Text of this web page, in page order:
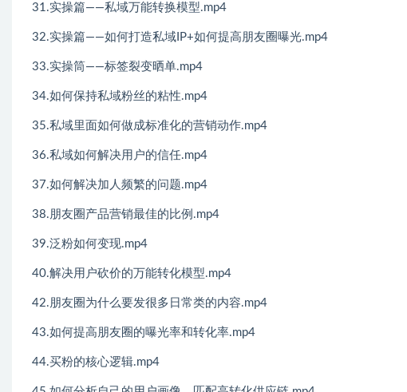
31.实操篇——私域万能转换模型.mp4
32.实操篇——如何打造私域IP+如何提高朋友圈曝光.mp4
33.实操筒——标签裂变晒单.mp4
34.如何保持私域粉丝的粘性.mp4
35.私域里面如何做成标准化的营销动作.mp4
36.私域如何解决用户的信任.mp4
37.如何解决加人频繁的问题.mp4
38.朋友圈产品营销最佳的比例.mp4
39.泛粉如何变现.mp4
40.解决用户砍价的万能转化模型.mp4
42.朋友圈为什么要发很多日常类的内容.mp4
43.如何提高朋友圈的曝光率和转化率.mp4
44.买粉的核心逻辑.mp4